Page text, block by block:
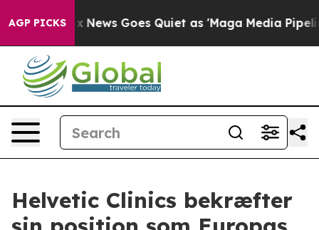
AGP PICKS
Fox News Goes Quiet as 'Maga Media Pipeline'
Helvetic Clinics bekræfter